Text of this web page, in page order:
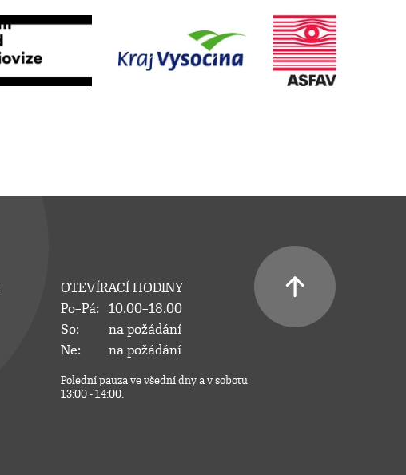
OTEVÍRACÍ HODINY
Po–Pá:
10.00–18.00
So:
na požádání
Ne:
na požádání
Polední pauza ve všední dny a v sobotu
13:00 - 14:00.